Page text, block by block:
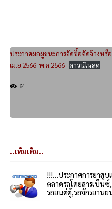
ประกาศผลผูชนะการจัดซื้อจัดจ้างหรื
เม.ย.2566-พ.ค.2566
ดาวน์โหลด
64
..เพิ่มเติม..
!!!…ประกาศการยาสู
ตลาดรถโดยสารเบ็นซ์
รถยนต์ตู้,รถจักรยานยน